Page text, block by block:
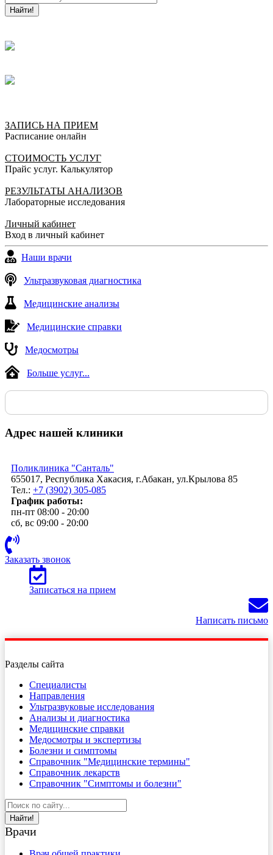
Найти!
ЗАПИСЬ НА ПРИЕМ
Расписание онлайн
СТОИМОСТЬ УСЛУГ
Прайс услуг. Калькулятор
РЕЗУЛЬТАТЫ АНАЛИЗОВ
Лабораторные исследования
Личный кабинет
Вход в личный кабинет
Наши врачи
Ультразвуковая диагностика
Медицинские анализы
Медицинские справки
Медосмотры
Больше услуг...
Адрес нашей клиники
Поликлиника "Санталь"
655017, Республика Хакасия, г.Абакан, ул.Крылова 85
Тел.: +7 (3902) 305-085
График работы:
пн-пт 08:00 - 20:00
сб, вс 09:00 - 20:00
Заказать звонок
Записаться на прием
Написать письмо
Разделы сайта
Специалисты
Направления
Ультразвуковые исследования
Анализы и диагностика
Медицинские справки
Медосмотры и экспертизы
Болезни и симптомы
Справочник "Медицинские термины"
Справочник лекарств
Справочник "Симптомы и болезни"
Найти!
Врачи